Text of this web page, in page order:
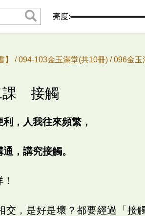
亮度:
】 /094-103金玉滿堂(共10冊) /096金
課 接觸
，人我往來頻繁，
，講究接觸。
交，是好是壞？都要經過「接